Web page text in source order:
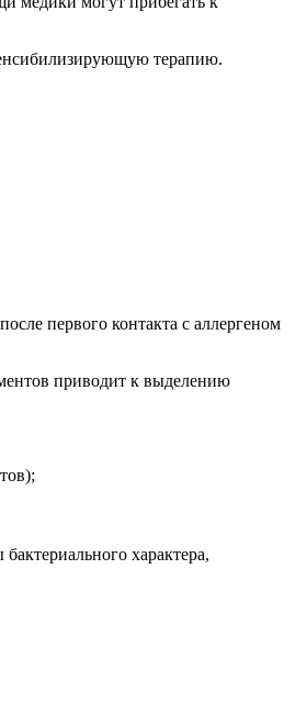
терапию.
первого контакта с аллергеном
приводит к выделению
характера,